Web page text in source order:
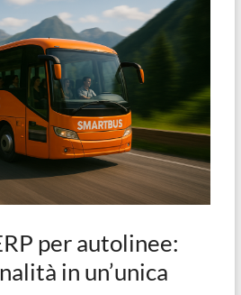
per autolinee:
in un’unica